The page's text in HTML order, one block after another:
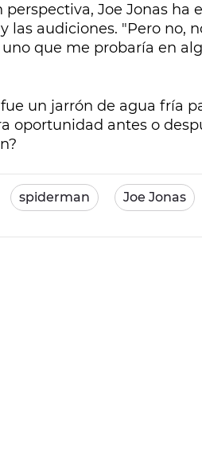
perspectiva, Joe Jonas ha
las audiciones. "Pero no,
que me probaría en
un jarrón de agua fría
oportunidad antes o
spiderman Joe Jonas